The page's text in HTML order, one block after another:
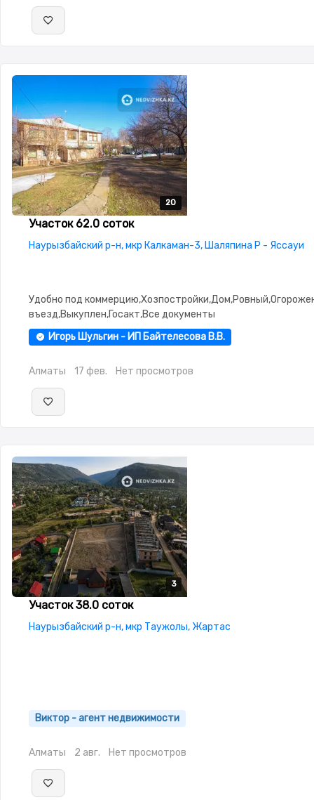
20
20
20
20
20
Участок 62.0 соток
Наурызбайский р-н, мкр Калкаман-3, Шаляпина Р - Яссауи
Удобно под
въезд,Выкуплен,Госакт,Все документы
Игорь Шульгин - ИП Байтелесова В.В.
Алматы 17 фев. Нет просмотров
3
3
3
Участок 38.0 соток
Наурызбайский р-н, мкр Таужолы, Жартас
Виктор - агент недвижимости
Алматы 2 авг. Нет просмотров